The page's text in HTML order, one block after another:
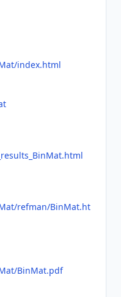
index.html
refman/BinMat.ht
BinMat.pdf